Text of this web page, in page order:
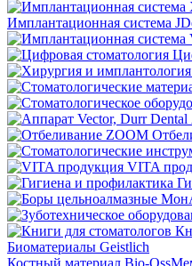
Имплантационная система
VITA
Биоматериалы Geistlich